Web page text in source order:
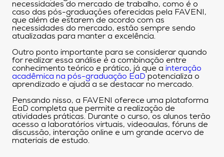
necessidades do mercado de trabalho, como é o
caso das pós-graduações oferecidas pela FAVENI,
que além de estarem de acordo com as
necessidades do mercado, estão sempre sendo
atualizadas para manter a excelência.
Outro ponto importante para se considerar quando
for realizar essa análise é a combinação entre
conhecimento teórico e prático, já que a interação
acadêmica na pós-graduação EaD potencializa o
aprendizado e ajuda a se destacar no mercado.
Pensando nisso, a FAVENI oferece uma plataforma
EaD completa que permite a realização de
atividades práticas. Durante o curso, os alunos terão
acesso a laboratórios virtuais, videoaulas, fóruns de
discussão, interação online e um grande acervo de
materiais de estudo.